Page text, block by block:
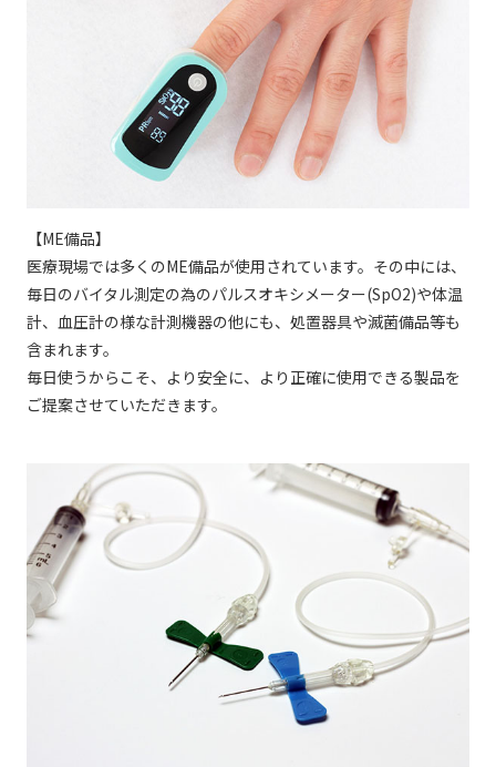
【ME備品】
医療現場では多くのME備品が使用されています。その中には、
毎日のバイタル測定の為のパルスオキシメーター(SpO2)や体温
計、血圧計の様な計測機器の他にも、処置器具や滅菌備品等も
含まれます。
毎日使うからこそ、より安全に、より正確に使用できる製品を
ご提案させていただきます。